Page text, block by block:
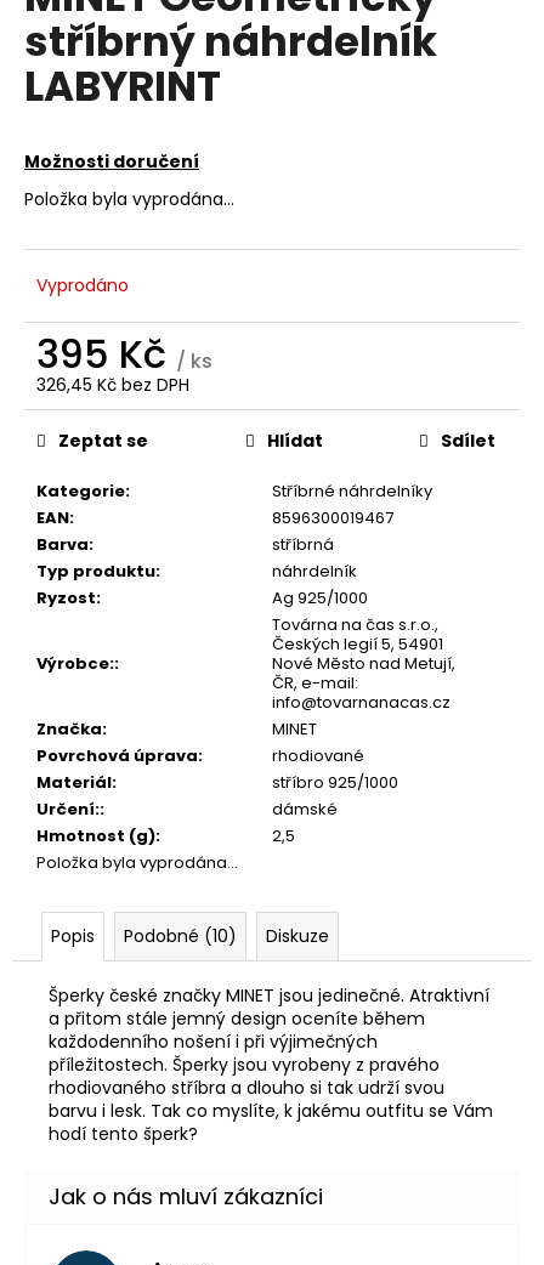
z
5
hvězdiček.
stříbrný náhrdelník
LABYRINT
Možnosti doručení
Položka byla vyprodána…
Vyprodáno
395 Kč / ks
326,45 Kč bez DPH
Měrná
cena:
Kategorie:
Stříbrné náhrdelníky
EAN:
8596300019467
Barva:
stříbrná
Typ produktu:
náhrdelník
Ryzost: Ag 925/1000
Výrobce::
Továrna na čas s.r.o.,
Českých legií 5, 54901
Nové Město nad Metují,
ČR, e-mail:
info@tovarnanacas.cz
Značka:
MINET
Povrchová úprava:
rhodiované
Materiál:
stříbro 925/1000
Určení::
dámské
Hmotnost (g):
2,5
Položka byla vyprodána…
Zeptat se Hlídat Sdílet
Popis Podobné (10) Diskuze
Šperky české značky MINET jsou jedinečné. Atraktivní
a přitom stále jemný design oceníte během
každodenního nošení i při výjimečných
příležitostech. Šperky jsou vyrobeny z pravého
rhodiovaného stříbra a dlouho si tak udrží svou
barvu i lesk. Tak co myslíte, k jakému outfitu se Vám
hodí tento šperk?
a
j
í
?
D
o
p
u
č
u
m